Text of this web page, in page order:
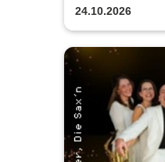
See
24.10.2026